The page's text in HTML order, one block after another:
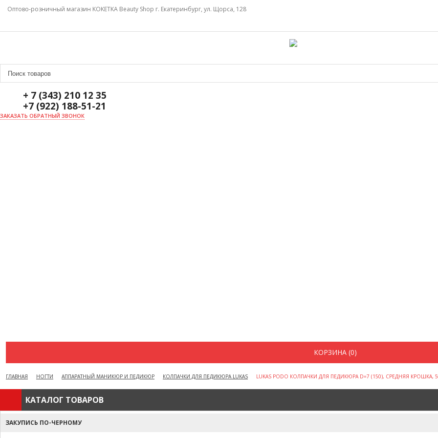
Оптово-розничный магазин KOKETKA Beauty Shop г. Екатеринбург, ул. Щорса, 128
+ 7 (343) 210 12 35
+7 (922) 188-51-21
ЗАКАЗАТЬ ОБРАТНЫЙ ЗВОНОК
КОРЗИНА (0)
ГЛАВНАЯ НОГТИ АППАРАТНЫЙ МАНИКЮР И ПЕДИКЮР КОЛПАЧКИ ДЛЯ ПЕДИКЮРА LUKAS LUKAS PODO КОЛПАЧКИ ДЛЯ ПЕДИКЮРА D=7 (150), СРЕДНЯЯ КРОШКА,
КАТАЛОГ ТОВАРОВ
ЗАКУПИСЬ ПО-ЧЕРНОМУ